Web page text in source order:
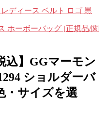
レディース ベルト ロゴ 黒
ホーボーバッグ [正規品/関
込】GGマーモン
ショルダーバ
・サイズを選